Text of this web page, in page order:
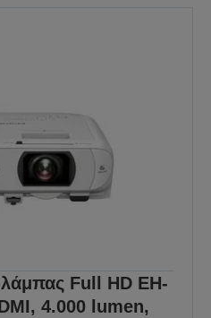
Full HD EH-
4.000 lumen,